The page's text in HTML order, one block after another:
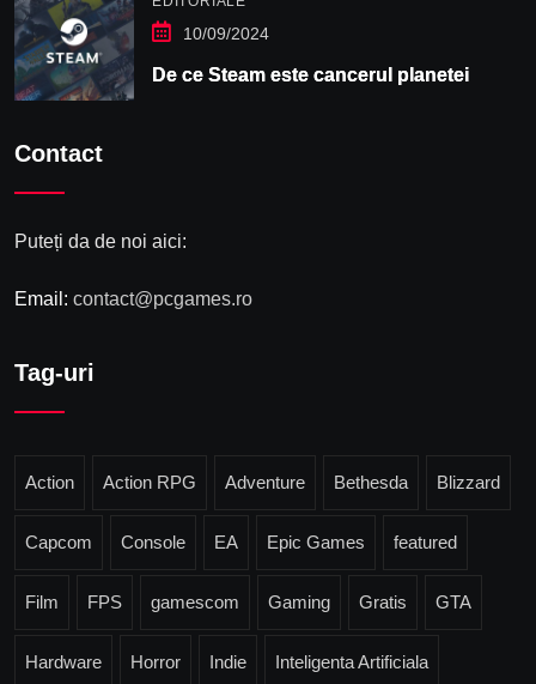
10/09/2024
De ce Steam este cancerul planetei
Contact
Puteți da de noi aici:
Email: contact@pcgames.ro
Tag-uri
Action Action RPG Adventure Bethesda Blizzard
Capcom Console EA Epic Games featured
Film FPS gamescom Gaming Gratis GTA
Hardware Horror Indie Inteligenta Artificiala